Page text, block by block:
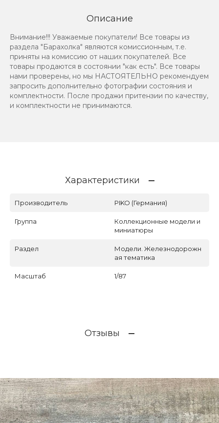
Описание
Внимание!!! Уважаемые покупатели! Все товары из
раздела "Барахолка" являются комиссионным, т.е.
приняты на комиссию от наших покупателей. Все
товары продаются в состоянии "как есть". Все товары
нами проверены, но мы НАСТОЯТЕЛЬНО рекомендуем
запросить дополнительно фотографии состояния и
комплектности. После продажи притензии по качеству,
и комплектности не принимаются.
Характеристики
Производитель PIKO (Германия)
Группа
Коллекционные модели и
миниатюры
Раздел
Модели. Железнодорожн
ая тематика
Масштаб 1/87
Отзывы